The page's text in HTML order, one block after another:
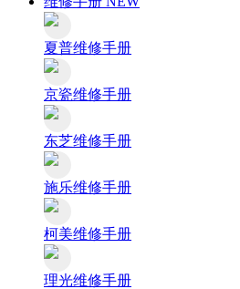
夏普维修手册
京瓷维修手册
东芝维修手册
施乐维修手册
柯美维修手册
理光维修手册